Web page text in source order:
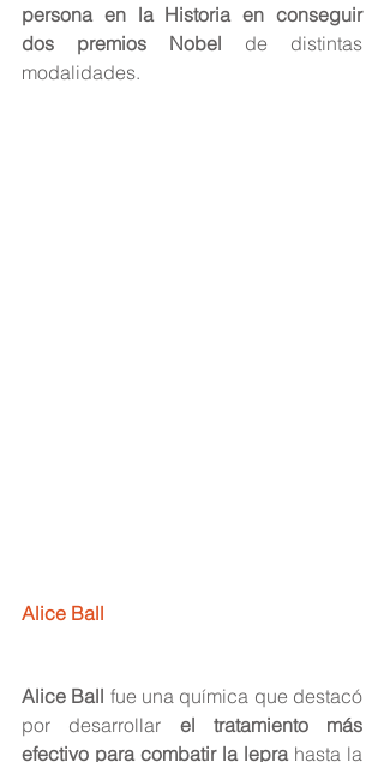
persona en la Historia en conseguir
dos premios Nobel de distintas
modalidades.
Alice Ball
Alice Ball fue una química que destacó
por desarrollar el tratamiento más
efectivo para combatir la lepra hasta la